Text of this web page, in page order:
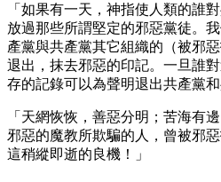
「如果有一天，神指使人類的誰
放過那些所謂堅定的邪惡黨徒。
產黨與共產黨其它組織的（被邪
退出，抹去邪惡的印記。一旦誰
存的記錄可以為聲明退出共產黨
「天網恢恢，善惡分明；苦海有
邪惡的魔教所欺騙的人，曾被邪
這稍縱即逝的良機！」